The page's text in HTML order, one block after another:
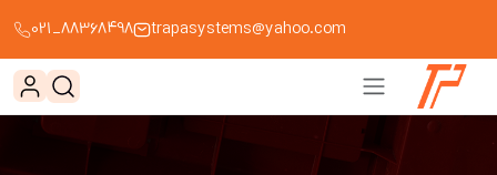
trapasystems@yahoo.com
88368498_021